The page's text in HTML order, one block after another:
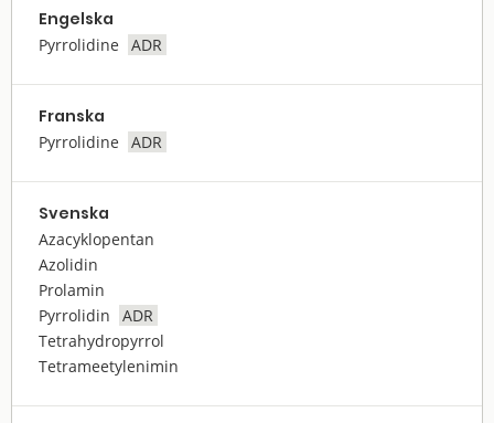
Engelska
Pyrrolidine ADR
Franska
Pyrrolidine ADR
Svenska
Azacyklopentan
Azolidin
Prolamin
Pyrrolidin
ADR
Tetrahydropyrrol
Tetrameetylenimin